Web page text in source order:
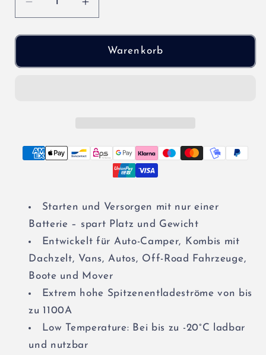
Verringere
die
Menge
ECTIVE
150Ah
12V
Erhöhe
die
Menge
ECTIVE
150Ah
Warenkorb
Starten und Versorgen mit nur einer
Batterie – spart Platz und Gewicht
Entwickelt für Auto-Camper, Kombis mit
Dachzelt, Vans, Autos, Off-Road Fahrzeuge,
Boote und Mover
Extrem hohe Spitzenentladeströme von bis
zu 1100A
Low Temperature: Bei bis zu -20°C ladbar
und nutzbar